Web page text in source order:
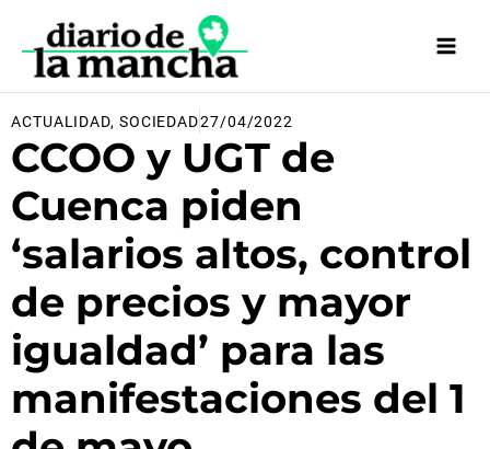
contenido
ACTUALIDAD, SOCIEDAD27/04/2022
CCOO y UGT de
Cuenca piden
‘salarios altos, control
de precios y mayor
igualdad’ para las
manifestaciones del 1